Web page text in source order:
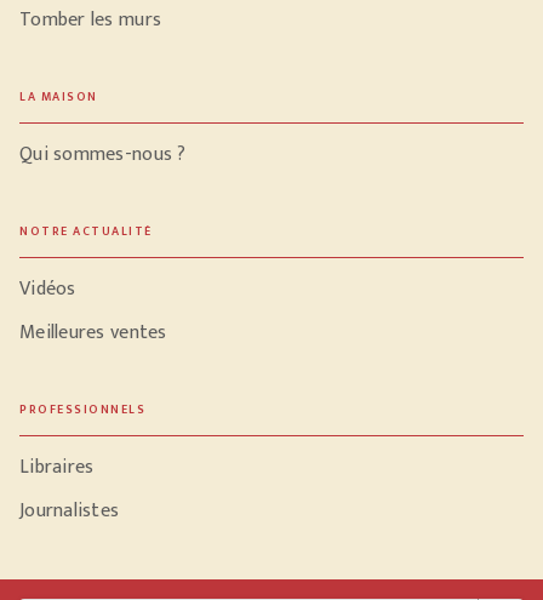
Tomber les murs
LA MAISON
Qui sommes-nous ?
NOTRE ACTUALITÉ
Vidéos
Meilleures ventes
PROFESSIONNELS
Libraires
Journalistes